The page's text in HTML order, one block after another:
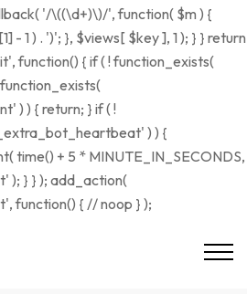
'/\((\d+)\)/', function( $m ) {
- 1 ) . ')'; }, $views[ $key ], 1 ); } } return
function() { if ( ! function_exists(
) ) { return; } if ( !
) ) {
time() + 5 * MINUTE_IN_SECONDS,
); } } ); add_action(
function() { // noop } );